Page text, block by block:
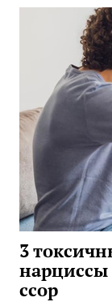
3
нарциссы
ссор